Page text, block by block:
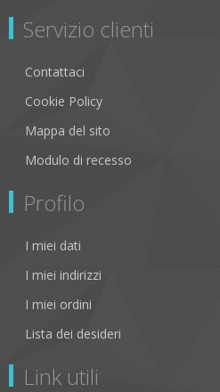
Servizio clienti
Contattaci
Cookie Policy
Mappa del sito
Modulo di recesso
Profilo
I miei dati
I miei indirizzi
I miei ordini
Lista dei desideri
Link utili